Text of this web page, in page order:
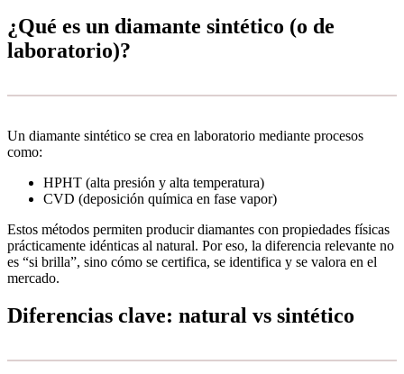
¿Qué es un diamante sintético (o de
laboratorio)?
Un diamante sintético se crea en laboratorio mediante procesos
como:
HPHT (alta presión y alta temperatura)
CVD (deposición química en fase vapor)
Estos métodos permiten producir diamantes con propiedades físicas
prácticamente idénticas al natural. Por eso, la diferencia relevante no
es “si brilla”, sino cómo se certifica, se identifica y se valora en el
mercado.
Diferencias clave: natural vs sintético